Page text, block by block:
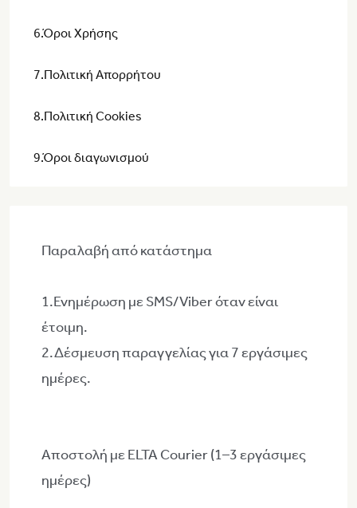
6.Όροι Χρήσης
7.Πολιτική Απορρήτου
8.Πολιτική Cookies
9.Όροι διαγωνισμού
Παραλαβή από κατάστημα
1.Ενημέρωση με SMS/Viber όταν είναι
έτοιμη.
2.Δέσμευση παραγγελίας για 7 εργάσιμες
ημέρες.
Αποστολή με ELTA Courier (1–3 εργάσιμες
ημέρες)